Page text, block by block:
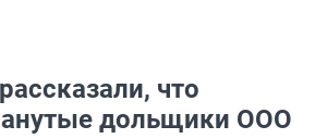
что
дольщики ООО